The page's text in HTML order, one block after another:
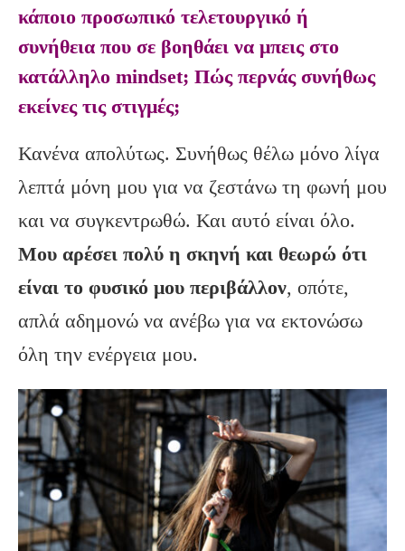
κάποιο προσωπικό τελετουργικό ή
συνήθεια που σε βοηθάει να μπεις στο
κατάλληλο mindset; Πώς περνάς συνήθως
εκείνες τις στιγμές;
Κανένα απολύτως. Συνήθως θέλω μόνο λίγα
λεπτά μόνη μου για να ζεστάνω τη φωνή μου
και να συγκεντρωθώ. Και αυτό είναι όλο.
Μου αρέσει πολύ η σκηνή και θεωρώ ότι
είναι το φυσικό μου περιβάλλον, οπότε,
απλά αδημονώ να ανέβω για να εκτονώσω
όλη την ενέργεια μου.